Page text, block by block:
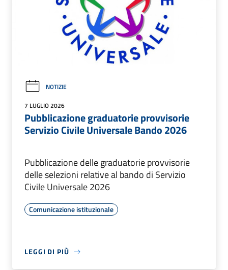
NOTIZIE
7 LUGLIO 2026
Pubblicazione graduatorie provvisorie
Servizio Civile Universale Bando 2026
Pubblicazione delle graduatorie provvisorie
delle selezioni relative al bando di Servizio
Civile Universale 2026
Comunicazione istituzionale
LEGGI DI PIÙ